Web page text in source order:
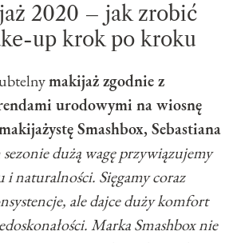
2020 – jak zrobić
up krok po kroku
makijaż zgodnie z
urodowymi na wiosnę
Smashbox, Sebastiana
dużą wagę przywiązujemy
i naturalności. Sięgamy coraz
ale dajce duży komfort
Marka Smashbox nie